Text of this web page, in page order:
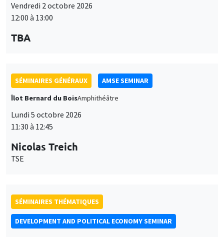
12:00 à 13:00
SÉMINAIRES GÉNÉRAUX
AMSE SEMINAR
Îlot Bernard du BoisAmphithéâtre
11:30 à 12:45
TSE
SÉMINAIRES THÉMATIQUES
DEVELOPMENT AND POLITICAL ECONOMY SEMINAR
Vendredi 9 octobre 2026